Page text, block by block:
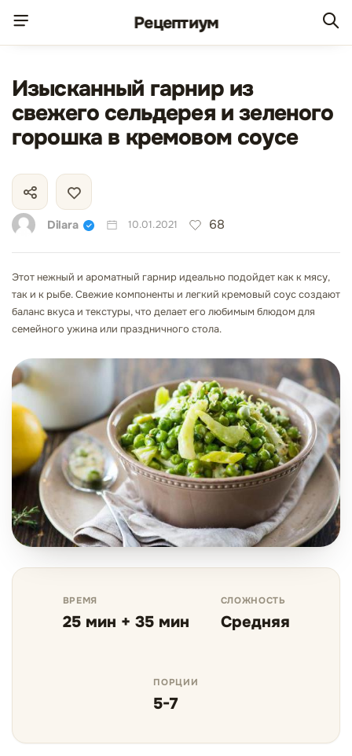
Рецептиум
Изысканный гарнир из
свежего сельдерея и зеленого
горошка в кремовом соусе
Dilara 10.01.2021 68
Этот нежный и ароматный гарнир идеально подойдет как к мясу,
так и к рыбе. Свежие компоненты и легкий кремовый соус создают
баланс вкуса и текстуры, что делает его любимым блюдом для
семейного ужина или праздничного стола.
ВРЕМЯ
25 мин + 35 мин
СЛОЖНОСТЬ
Средняя
ПОРЦИИ
5-7